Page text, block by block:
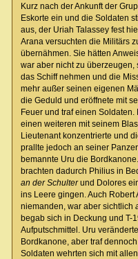
Kurz nach der Ankunft der
Eskorte ein und die Soldaten
aus, der Uriah Talassey fest
Arana versuchten die Militärs
übernähmen. Sie hätten
war aber nicht zu
das Schiff nehmen und die
mehr außer seinen eigenen
die Geduld und eröffnete mit
Feuer und traf einen
einen weiteren mit seinem
Lieutenant konzentrierte und
prallte jedoch an seiner
bemannte Uru die
brachten dadurch Philius in
an der Schulterund Dolores
ins Leere gingen. Auch Robert
niemanden, war aber sichtlich
begab sich in Deckung und T-
Aufputschmittel. Uru
Bordkanone, aber traf
Soldaten wehrten sich mit